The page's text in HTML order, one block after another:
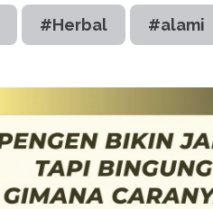
#Herbal #alami